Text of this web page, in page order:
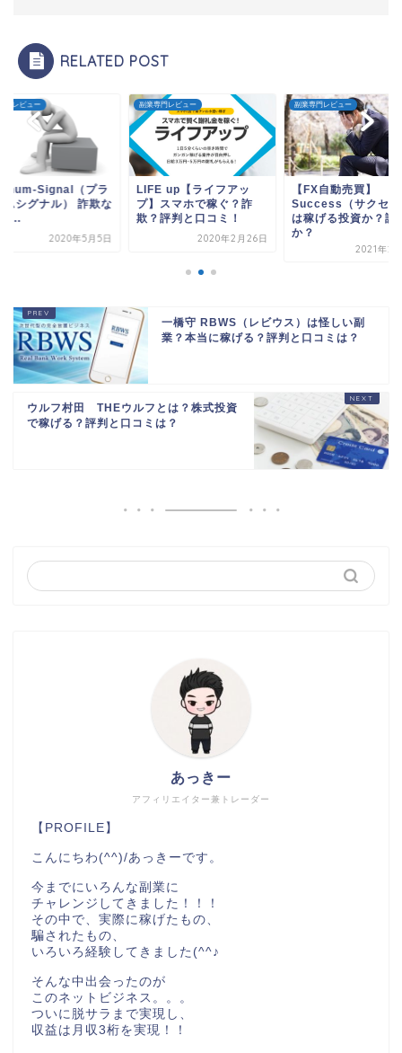
RELATED POST
門レビュー
Signal（プラ
ムシグナル） 詐欺な
F...
2020年5月5日
副業専門レビュー
LIFE up【ライフアッ
プ】スマホで稼ぐ？詐
欺？評判と口コミ！
2020年2月26日
副業専門レビュー
【FX自動売買】
Success（サクセス
は稼げる投資か？詐
か？
2021年2
一橋守 RBWS（レビウス）は怪しい副
業？本当に稼げる？評判と口コミは？
ウルフ村田 THEウルフとは？株式投資
で稼げる？評判と口コミは？
アフィリエイター兼トレーダー
あっきー
【PROFILE】
こんにちわ(^^)/あっきーです。
今までにいろんな副業に
チャレンジしてきました！！！
その中で、実際に稼げたもの、
騙されたもの、
いろいろ経験してきました(^^♪
そんな中出会ったのが
このネットビジネス。。。
ついに脱サラまで実現し、
収益は月収3桁を実現！！